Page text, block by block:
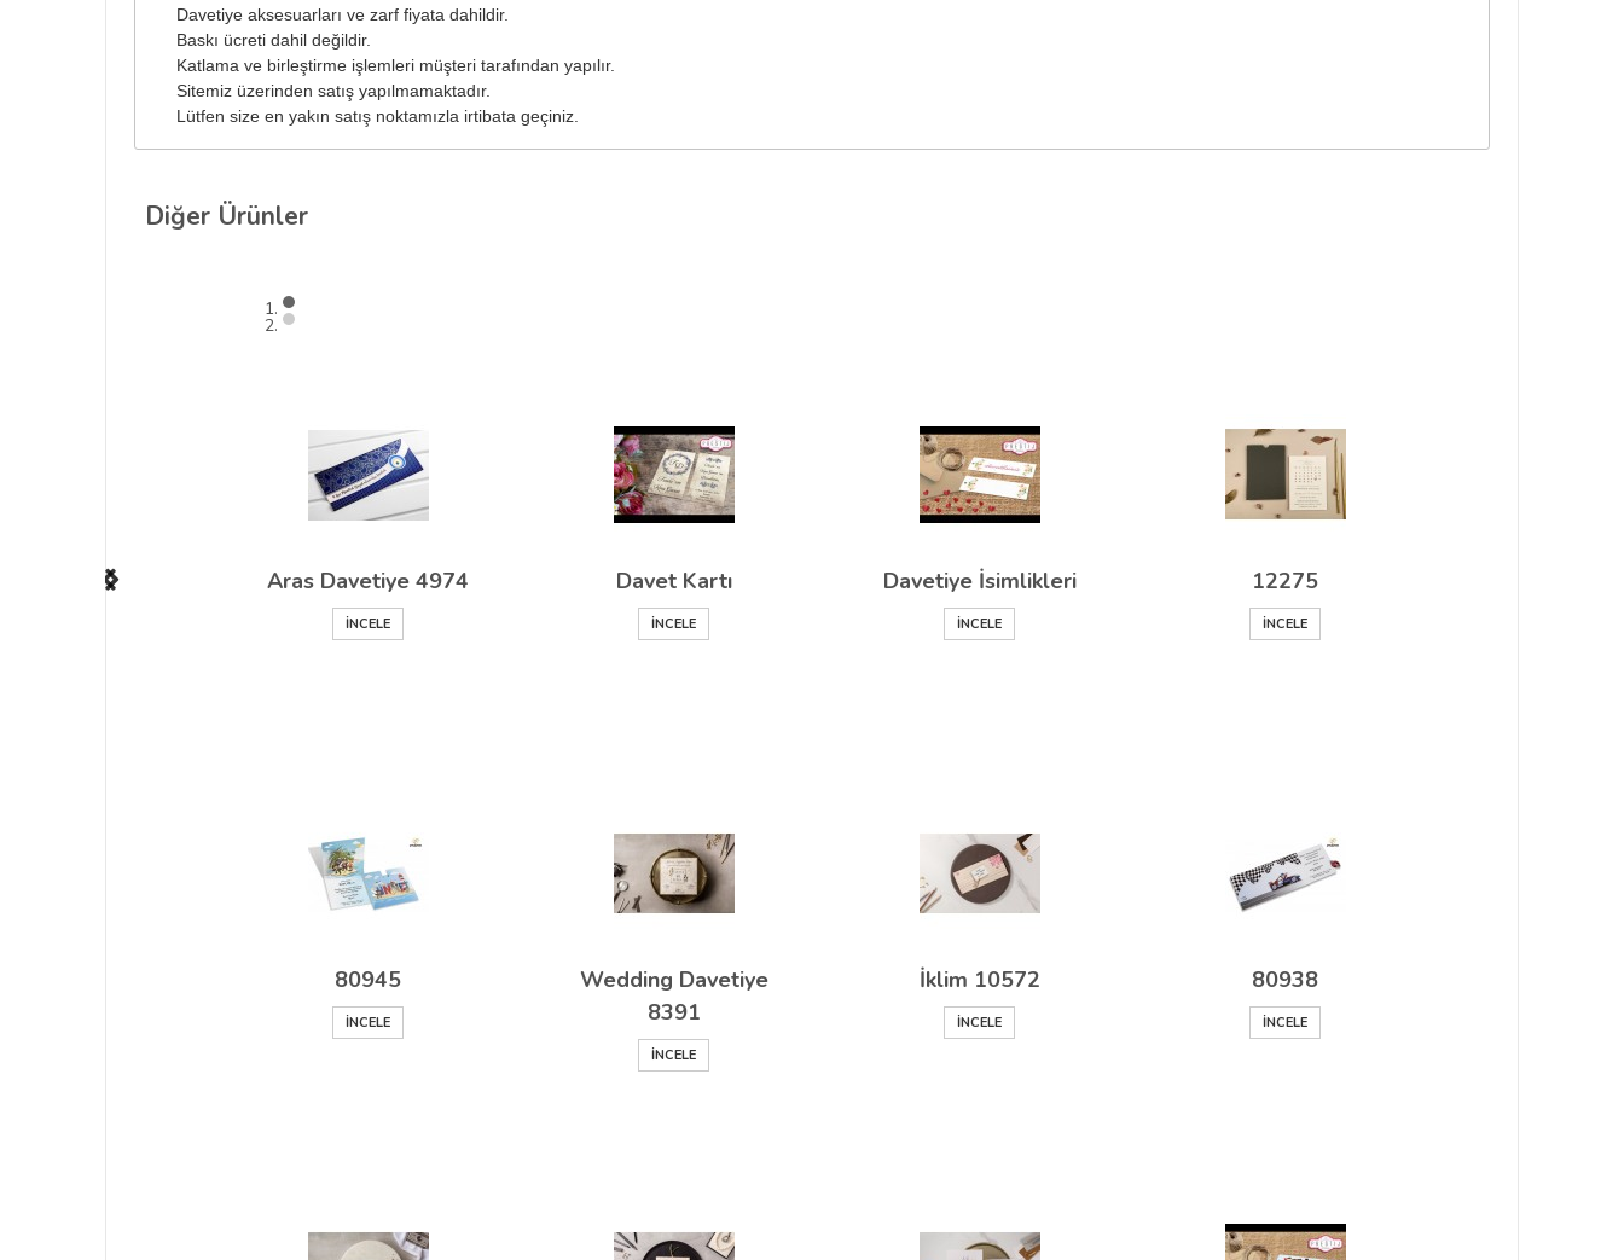
Davetiye aksesuarları ve zarf fiyata dahildir.
Baskı ücreti dahil değildir.
Katlama ve birleştirme işlemleri müşteri tarafından yapılır.
Sitemiz üzerinden satış yapılmamaktadır.
Lütfen size en yakın satış noktamızla irtibata geçiniz.
Diğer Ürünler
Aras Davetiye 4974
İNCELE
Davet Kartı
İNCELE
Davetiye İsimlikleri
İNCELE
12275
İNCELE
80945
İNCELE
Wedding Davetiye
8391
İNCELE
İklim 10572
İNCELE
80938
İNCELE